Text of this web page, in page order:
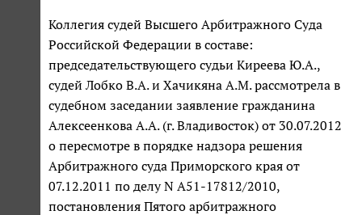
Коллегия судей Высшего Арбитражного Суда
Российской Федерации в составе:
председательствующего судьи Киреева Ю.А.,
судей Лобко В.А. и Хачикяна А.М. рассмотрела в
судебном заседании заявление гражданина
Алексеенкова А.А. (г. Владивосток) от 30.07.2012
о пересмотре в порядке надзора решения
Арбитражного суда Приморского края от
07.12.2011 по делу N А51-17812/2010,
постановления Пятого арбитражного